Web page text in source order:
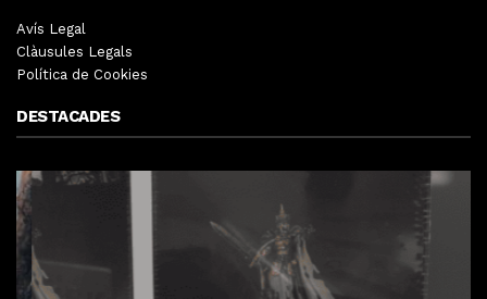
Avís Legal
Clàusules Legals
Política de Cookies
DESTACADES